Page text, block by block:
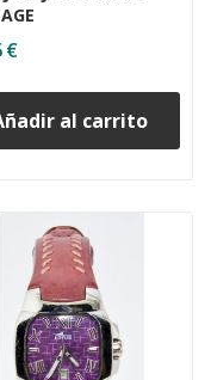
€
al carrito